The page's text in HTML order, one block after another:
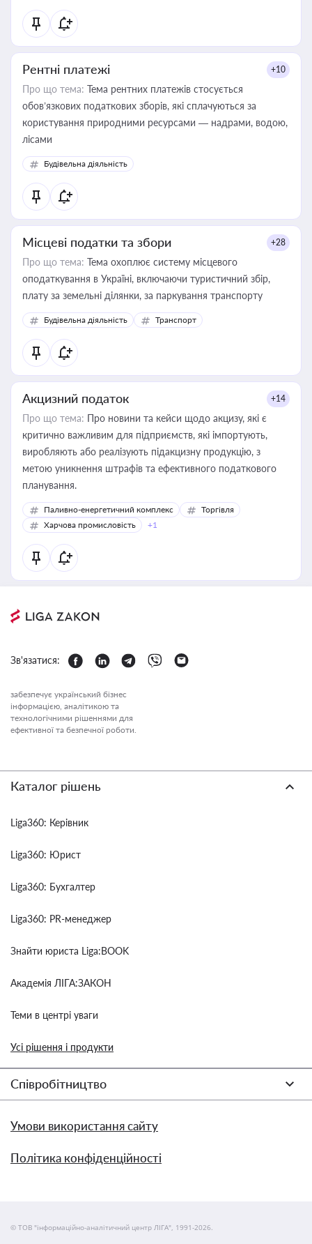
Рентні платежі +10
Про що тема: Тема рентних платежів стосується
обов’язкових податкових зборів, які сплачуються за
користування природними ресурсами — надрами, водою,
лісами
Будівельна діяльність
Місцеві податки та збори +28
Про що тема: Тема охоплює систему місцевого
оподаткування в Україні, включаючи туристичний збір,
плату за земельні ділянки, за паркування транспорту
Будівельна діяльність Транспорт
Акцизний податок +14
Про що тема: Про новини та кейси щодо акцизу, які є
критично важливим для підприємств, які імпортують,
виробляють або реалізують підакцизну продукцію, з
метою уникнення штрафів та ефективного податкового
планування.
Паливно-енергетичний комплекс
Торгівля
Харчова промисловість
+1
Зв'язатися:
забезпечує український бізнес
інформацією, аналітикою та
технологічними рішеннями для
ефективної та безпечної роботи.
Каталог рішень
Liga360: Керівник
Liga360: Юрист
Liga360: Бухгалтер
Liga360: PR-менеджер
Знайти юриста Liga:BOOK
Академія ЛІГА:ЗАКОН
Теми в центрі уваги
Усі рішення і продукти
Співробітництво
Умови використання сайту
Політика конфіденційності
© ТОВ "інформаційно-аналітичний центр ЛІГА", 1991-2026.